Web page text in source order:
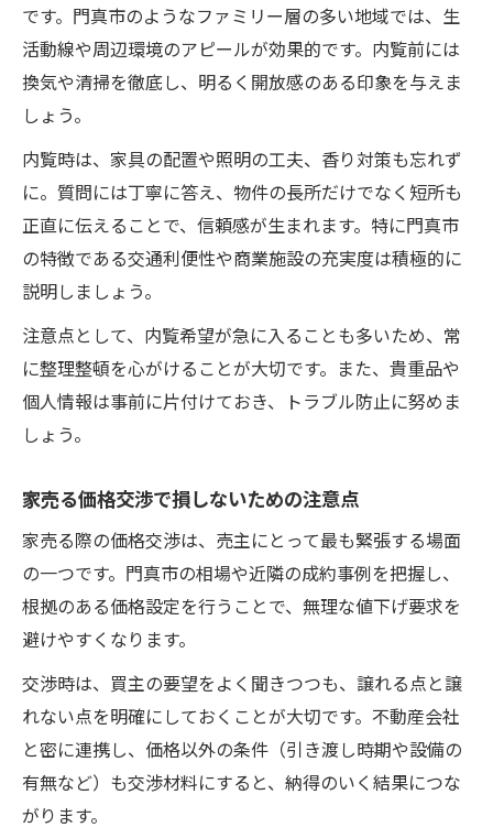
です。門真市のようなファミリー層の多い地域では、生
活動線や周辺環境のアピールが効果的です。内覧前には
換気や清掃を徹底し、明るく開放感のある印象を与えま
しょう。
内覧時は、家具の配置や照明の工夫、香り対策も忘れず
に。質問には丁寧に答え、物件の長所だけでなく短所も
正直に伝えることで、信頼感が生まれます。特に門真市
の特徴である交通利便性や商業施設の充実度は積極的に
説明しましょう。
注意点として、内覧希望が急に入ることも多いため、常
に整理整頓を心がけることが大切です。また、貴重品や
個人情報は事前に片付けておき、トラブル防止に努めま
しょう。
家売る価格交渉で損しないための注意点
家売る際の価格交渉は、売主にとって最も緊張する場面
の一つです。門真市の相場や近隣の成約事例を把握し、
根拠のある価格設定を行うことで、無理な値下げ要求を
避けやすくなります。
交渉時は、買主の要望をよく聞きつつも、譲れる点と譲
れない点を明確にしておくことが大切です。不動産会社
と密に連携し、価格以外の条件（引き渡し時期や設備の
有無など）も交渉材料にすると、納得のいく結果につな
がります。